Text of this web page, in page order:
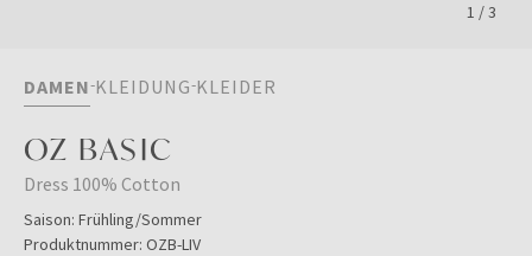
1 /3
DAMEN KLEIDUNG KLEIDER
OZ BASIC
Dress 100% Cotton
Saison: Frühling/Sommer
Produktnummer: OZB-LIV